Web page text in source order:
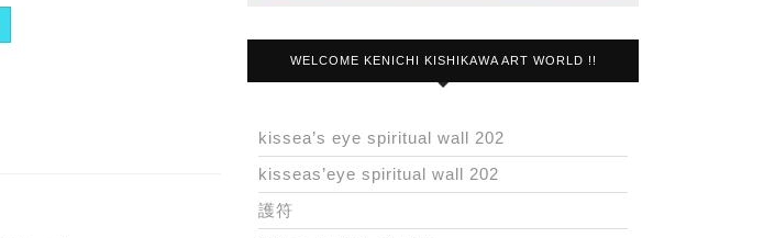
WELCOME KENICHI KISHIKAWA ART WORLD !!
kissea’s eye spiritual wall 202
kisseas’eye spiritual wall 202
護符